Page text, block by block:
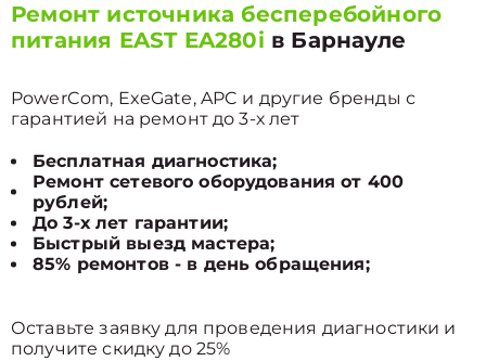
Ремонт источника бесперебойного
питания EAST EA280i в Барнауле
PowerCom, ExeGate, APC и другие бренды с
гарантией на ремонт до 3-х лет
Бесплатная диагностика;
Ремонт сетевого оборудования от 400
рублей;
До 3-х лет гарантии;
Быстрый выезд мастера;
85% ремонтов - в день обращения;
Оставьте заявку для проведения диагностики и
получите скидку до 25%